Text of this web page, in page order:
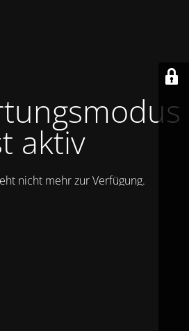
aktiv
nicht mehr zur Verfügung.